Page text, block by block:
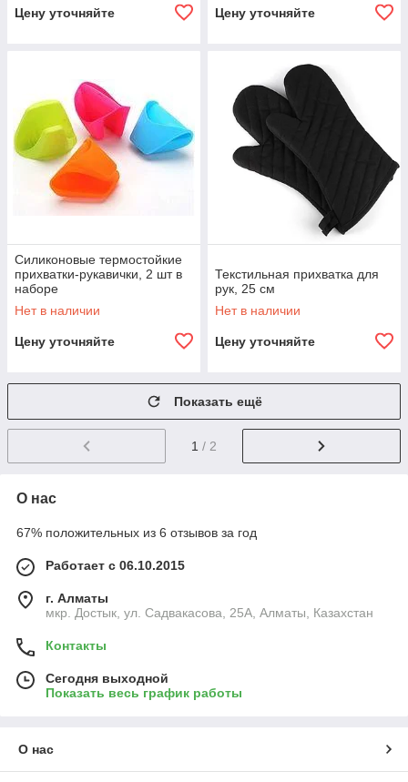
Цену уточняйте Цену уточняйте
Силиконовые термостойкие
прихватки-рукавички, 2 шт в
наборе
Нет в наличии
Цену уточняйте
Текстильная прихватка для
рук, 25 см
Нет в наличии
Цену уточняйте
Показать ещё
1 / 2
О нас
67% положительных из 6 отзывов за год
Работает с 06.10.2015
г. Алматы
мкр. Достык, ул. Садвакасова, 25А, Алматы, Казахстан
Контакты
Сегодня выходной
Показать весь график работы
О нас